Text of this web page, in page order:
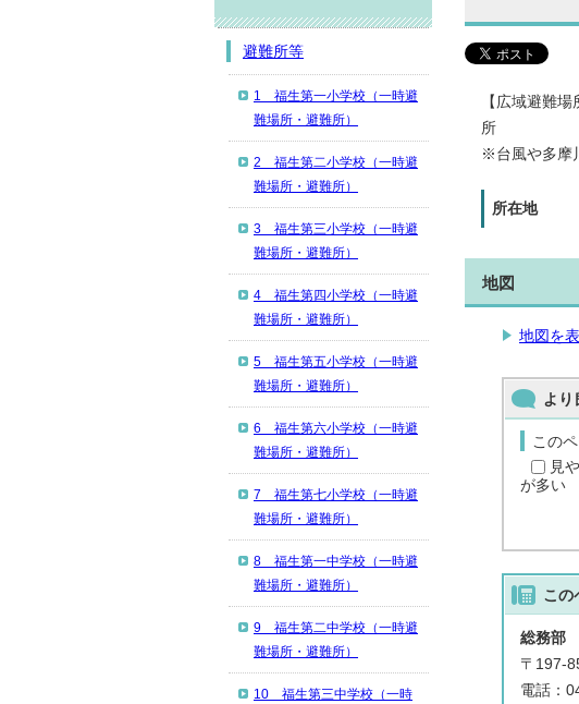
【広域避難
所
※台風や多摩
所在地
地図
地図を
より
この
見
が多い
この
総務部
〒197-
電話：
避難所等
1 福生第一小学校（一時避
難場所・避難所）
2 福生第二小学校（一時避
難場所・避難所）
3 福生第三小学校（一時避
難場所・避難所）
4 福生第四小学校（一時避
難場所・避難所）
5 福生第五小学校（一時避
難場所・避難所）
6 福生第六小学校（一時避
難場所・避難所）
7 福生第七小学校（一時避
難場所・避難所）
8 福生第一中学校（一時避
難場所・避難所）
9 福生第二中学校（一時避
難場所・避難所）
10 福生第三中学校（一時